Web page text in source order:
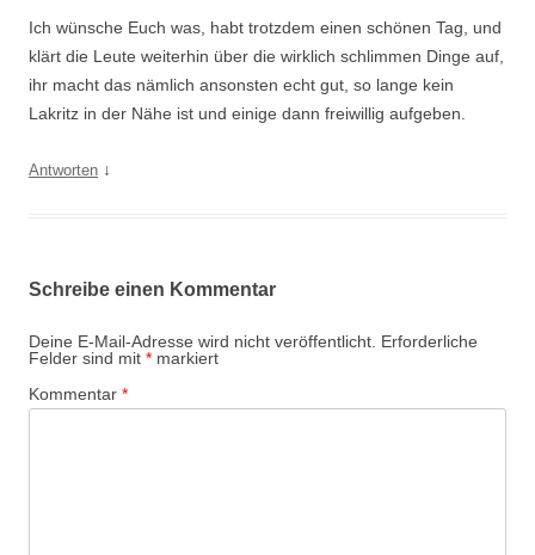
Ich wünsche Euch was, habt trotzdem einen schönen Tag, und
klärt die Leute weiterhin über die wirklich schlimmen Dinge auf,
ihr macht das nämlich ansonsten echt gut, so lange kein
Lakritz in der Nähe ist und einige dann freiwillig aufgeben.
Antworten ↓
Schreibe einen Kommentar
Deine E-Mail-Adresse wird nicht veröffentlicht. Erforderliche
Felder sind mit * markiert
Kommentar *